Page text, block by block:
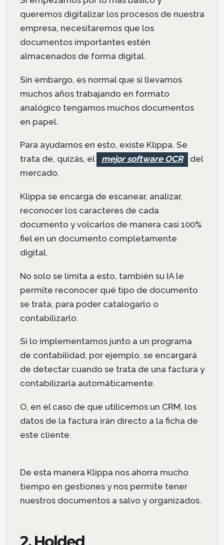
queremos digitalizar los procesos de nuestra
empresa, necesitaremos que los
documentos importantes estén
almacenados de forma digital.
Sin embargo, es normal que si llevamos
muchos años trabajando en formato
analógico tengamos muchos documentos
en papel.
Para ayudarnos en esto, existe Klippa. Se
trata de, quizás, el
mejor software OCR
del
mercado.
Klippa se encarga de escanear, analizar,
reconocer los caracteres de cada
documento y volcarlos de manera casi 100%
fiel en un documento completamente
digital.
No solo se limita a esto, también su IA le
permite reconocer qué tipo de documento
se trata, para poder catalogarlo o
contabilizarlo.
Si lo implementamos junto a un programa
de contabilidad, por ejemplo, se encargará
de detectar cuando se trata de una factura y
contabilizarla automáticamente.
O, en el caso de que utilicemos un CRM, los
datos de la factura irán directo a la ficha de
este cliente.
De esta manera Klippa nos ahorra mucho
tiempo en gestiones y nos permite tener
nuestros documentos a salvo y organizados.